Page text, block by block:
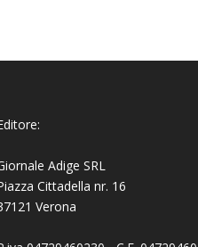
Adige SRL
Cittadella nr. 16
Verona